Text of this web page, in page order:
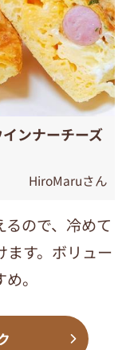
ンナーチーズ
HiroMaruさん
ので、冷めて
ます。ボリュー
。